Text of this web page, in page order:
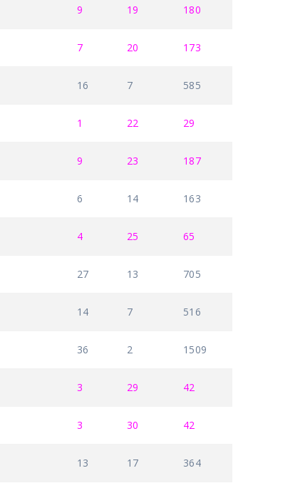
9 19 180
7 20 173
16 7 585
1 22 29
9 23 187
6 14 163
4 25 65
27 13 705
14 7 516
36 2 1509
3 29 42
3 30 42
13 17 364